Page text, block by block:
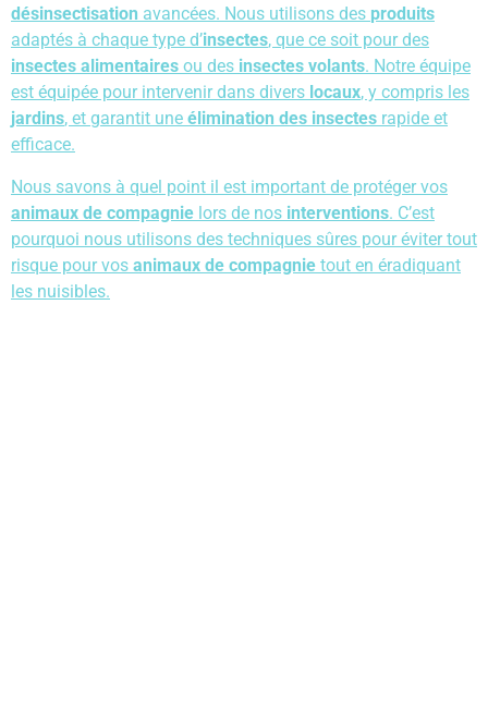
désinsectisation avancées. Nous utilisons des produits
adaptés à chaque type d’insectes, que ce soit pour des
insectes alimentaires ou des insectes volants. Notre équipe
est équipée pour intervenir dans divers locaux, y compris les
jardins, et garantit une élimination des insectes rapide et
efficace.
Nous savons à quel point il est important de protéger vos
animaux de compagnie lors de nos interventions. C’est
pourquoi nous utilisons des techniques sûres pour éviter tout
risque pour vos animaux de compagnie tout en éradiquant
les nuisibles.